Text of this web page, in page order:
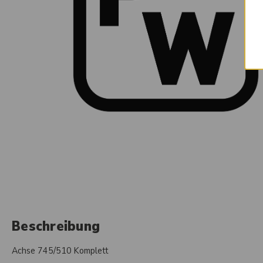
Beschreibung
Achse 745/510 Komplett